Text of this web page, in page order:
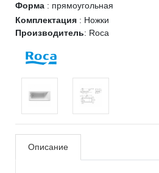
Форма : прямоугольная
Комплектация : Ножки
Производитель: Roca
Описание